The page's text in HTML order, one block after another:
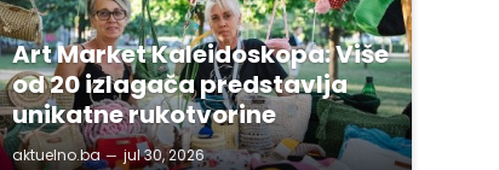
Art Market Kaleidoskopa: Više
od 20 izlagača predstavlja
unikatne rukotvorine
aktuelno.ba jul 30, 2026